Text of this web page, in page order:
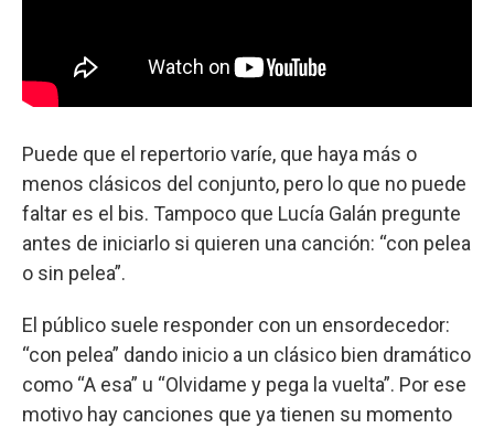
Puede que el repertorio varíe, que haya más o
menos clásicos del conjunto, pero lo que no puede
faltar es el bis. Tampoco que Lucía Galán pregunte
antes de iniciarlo si quieren una canción: “con pelea
o sin pelea”.
El público suele responder con un ensordecedor:
“con pelea” dando inicio a un clásico bien dramático
como “A esa” u “Olvidame y pega la vuelta”. Por ese
motivo hay canciones que ya tienen su momento